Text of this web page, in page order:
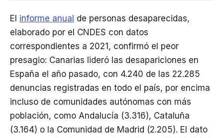
El informe anual de personas desaparecidas,
elaborado por el CNDES con datos
correspondientes a 2021, confirmó el peor
presagio: Canarias lideró las desapariciones en
España el año pasado, con 4.240 de las 22.285
denuncias registradas en todo el país, por encima
incluso de comunidades autónomas con más
población, como Andalucía (3.316), Cataluña
(3.164) o la Comunidad de Madrid (2.205). El dato